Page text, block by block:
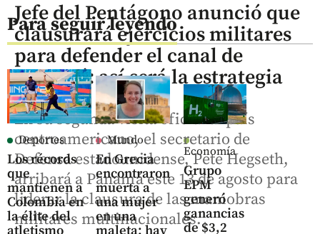
Para seguir leyendo
Deportes
Los récords
que
mantienen a
Colombia en
la élite del
Mundo
En Grecia
encontraron
muerta a
una mujer
en una
Economía
Grupo
EPM
generó
ganancias
de $3,2
Jefe del Pentágono anunció que
clausurará ejercicios militares
para defender el canal de
Panamá: así será la estrategia
En su segunda visita oficial al país
centroamericano, el secretario de
Defensa estadounidense, Pete Hegseth,
arribará a Panamá este 13 de agosto para
liderar la clausura de las maniobras
militares multinacionales.